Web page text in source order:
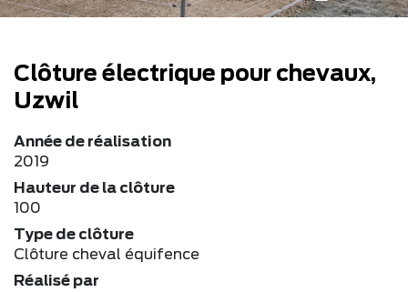
Clôture électrique pour chevaux,
Uzwil
Année de réalisation
2019
Hauteur de la clôture
100
Type de clôture
Clôture cheval équifence
Réalisé par